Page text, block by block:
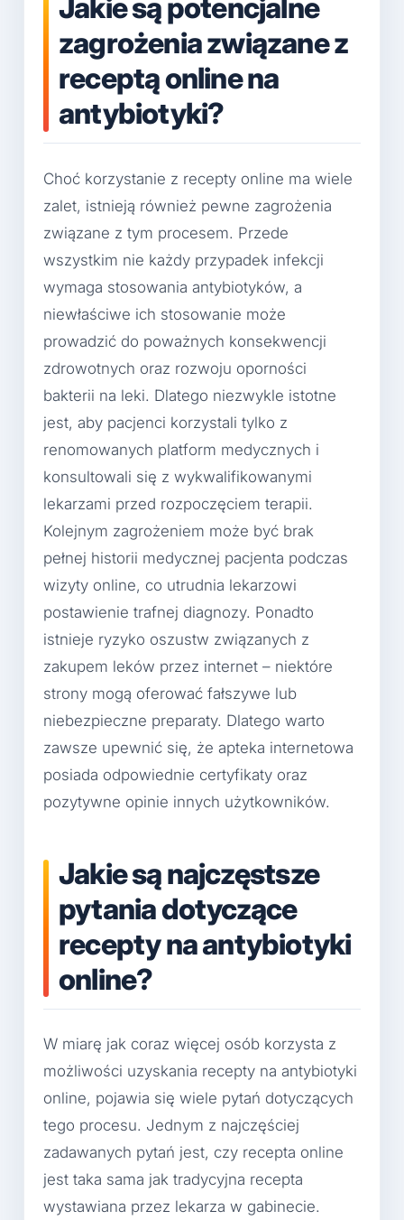
Jakie są potencjalne
zagrożenia związane z
receptą online na
antybiotyki?
Choć korzystanie z recepty online ma wiele
zalet, istnieją również pewne zagrożenia
związane z tym procesem. Przede
wszystkim nie każdy przypadek infekcji
wymaga stosowania antybiotyków, a
niewłaściwe ich stosowanie może
prowadzić do poważnych konsekwencji
zdrowotnych oraz rozwoju oporności
bakterii na leki. Dlatego niezwykle istotne
jest, aby pacjenci korzystali tylko z
renomowanych platform medycznych i
konsultowali się z wykwalifikowanymi
lekarzami przed rozpoczęciem terapii.
Kolejnym zagrożeniem może być brak
pełnej historii medycznej pacjenta podczas
wizyty online, co utrudnia lekarzowi
postawienie trafnej diagnozy. Ponadto
istnieje ryzyko oszustw związanych z
zakupem leków przez internet – niektóre
strony mogą oferować fałszywe lub
niebezpieczne preparaty. Dlatego warto
zawsze upewnić się, że apteka internetowa
posiada odpowiednie certyfikaty oraz
pozytywne opinie innych użytkowników.
Jakie są najczęstsze
pytania dotyczące
recepty na antybiotyki
online?
W miarę jak coraz więcej osób korzysta z
możliwości uzyskania recepty na antybiotyki
online, pojawia się wiele pytań dotyczących
tego procesu. Jednym z najczęściej
zadawanych pytań jest, czy recepta online
jest taka sama jak tradycyjna recepta
wystawiana przez lekarza w gabinecie.